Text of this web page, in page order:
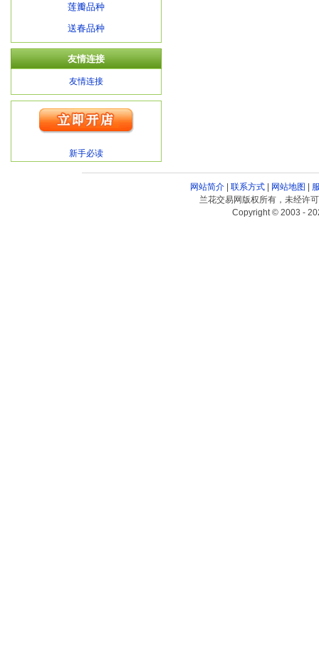
莲瓣品种
送春品种
友情连接
友情连接
新手必读
网站简介| 联系方式| 网站地图 |
兰花交易网版权所有，未经许
Copyright © 2003 -